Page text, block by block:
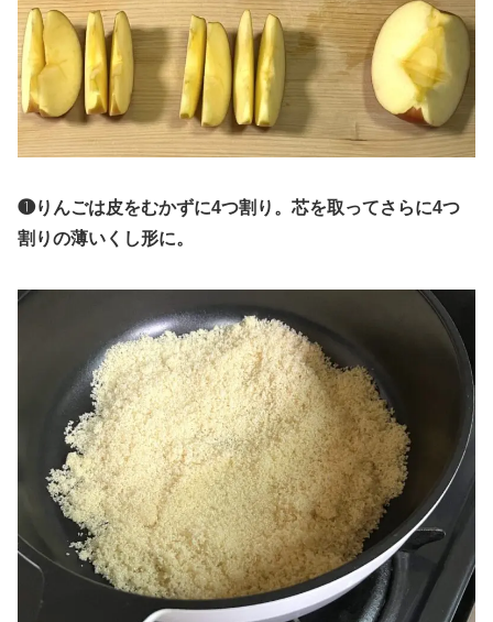
❶りんごは皮をむかずに4つ割り。芯を取ってさらに4つ
割りの薄いくし形に。